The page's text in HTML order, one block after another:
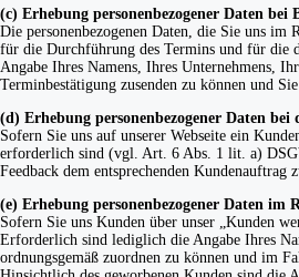
(c) Erhebung personenbezogener Daten
Die personenbezogenen Daten, die Sie uns
für die Durchführung des Termins und für
Angabe Ihres Namens, Ihres Unternehmens,
Terminbestätigung zusenden zu können und
(d) Erhebung personenbezogener Daten bei
Sofern Sie uns auf unserer Webseite ein
erforderlich sind (vgl. Art. 6 Abs. 1 lit. a)
Feedback dem entsprechenden
(e) Erhebung personenbezogener Daten im
Sofern Sie uns Kunden über unser „Kunden
Erforderlich sind lediglich die Angabe Ihres
ordnungsgemäß zuordnen zu können und im